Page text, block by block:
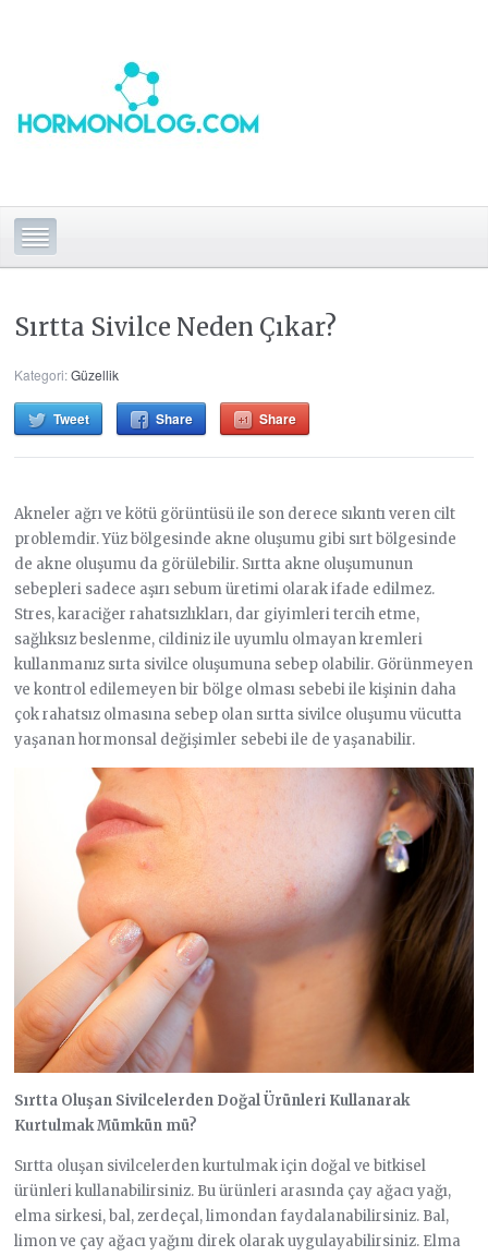
Sırtta Sivilce Neden Çıkar?
Kategori:Güzellik
Tweet Share Share
Akneler ağrı ve kötü görüntüsü ile son derece sıkıntı veren cilt
problemdir. Yüz bölgesinde akne oluşumu gibi sırt bölgesinde
de akne oluşumu da görülebilir. Sırtta akne oluşumunun
sebepleri sadece aşırı sebum üretimi olarak ifade edilmez.
Stres, karaciğer rahatsızlıkları, dar giyimleri tercih etme,
sağlıksız beslenme, cildiniz ile uyumlu olmayan kremleri
kullanmanız sırta sivilce oluşumuna sebep olabilir. Görünmeyen
ve kontrol edilemeyen bir bölge olması sebebi ile kişinin daha
çok rahatsız olmasına sebep olan sırtta sivilce oluşumu vücutta
yaşanan hormonsal değişimler sebebi ile de yaşanabilir.
Sırtta Oluşan Sivilcelerden Doğal Ürünleri Kullanarak
Kurtulmak Mümkün mü?
Sırtta oluşan sivilcelerden kurtulmak için doğal ve bitkisel
ürünleri kullanabilirsiniz. Bu ürünleri arasında çay ağacı yağı,
elma sirkesi, bal, zerdeçal, limondan faydalanabilirsiniz. Bal,
limon ve çay ağacı yağını direk olarak uygulayabilirsiniz. Elma